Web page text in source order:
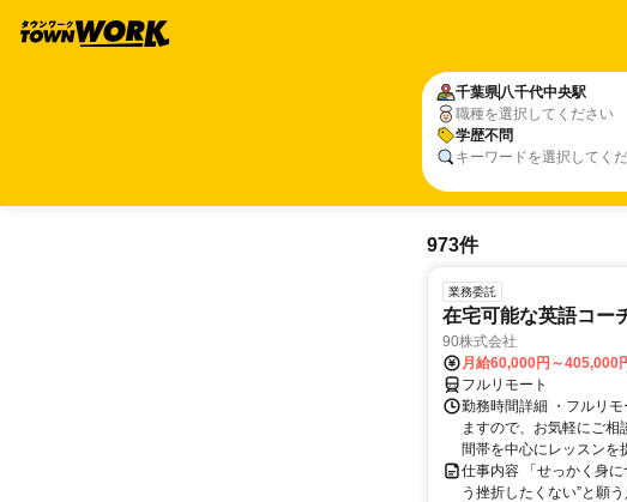
千葉県八千代中央駅
職種を選択してください
学歴不問
キーワードを選択してく
973件
業務委託
在宅可能な英語コー
90株式会社
月給60,000円～405,000
フルリモート
勤務時間詳細 ・フルリ
ますので、お気軽にご
間帯を中心にレッスンを
仕事内容 「せっかく身
う挫折したくない”と願